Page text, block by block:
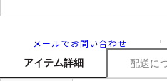
メールでお問い合わせ
アイテム詳細 配送に